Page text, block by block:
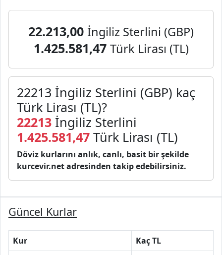
22.213,00 İngiliz Sterlini (GBP)
1.425.581,47 Türk Lirası (TL)
22213 İngiliz Sterlini (GBP) kaç
Türk Lirası (TL)?
22213 İngiliz Sterlini
1.425.581,47 Türk Lirası (TL)
Döviz kurlarını anlık, canlı, basit bir şekilde
kurcevir.net adresinden takip edebilirsiniz.
Güncel Kurlar
Kur
Kaç TL